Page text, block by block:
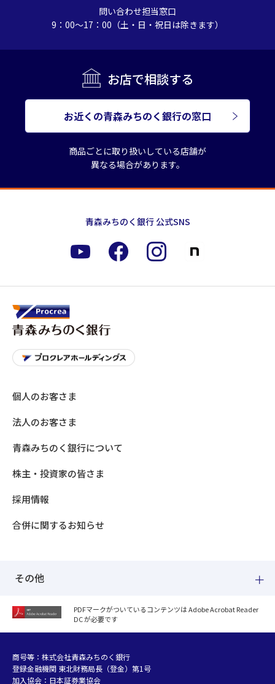
問い合わせ担当窓口
9：00～17：00（土・日・祝日は除きます）
お店で相談する
お近くの青森みちのく銀行の窓口
商品ごとに取り扱いしている店舗が
異なる場合があります。
青森みちのく銀行 公式SNS
個人のお客さま
法人のお客さま
青森みちのく銀行について
株主・投資家の皆さま
採用情報
合併に関するお知らせ
その他
紛失した場合
個人データおよび法人情報に関するグループ共同利用について
マネー・ローンダリング等及び金融犯罪の防止について
PDFマークがついているコンテンツは Adobe Acrobat Reader
DC が必要です
商号等：株式会社青森みちのく銀行
登録金融機関 東北財務局長（登金）第1号
加入協会：日本証券業協会